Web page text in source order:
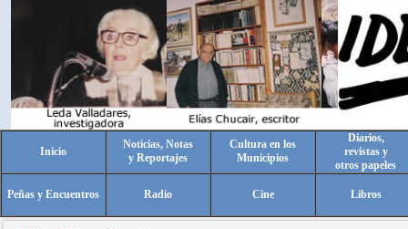
Inicio
Noticias, Notas
y Reportajes
Cultura en los
Municipios
Diarios,
revistas y
otros papeles
Peñas y Encuentros Radio Cine Libros